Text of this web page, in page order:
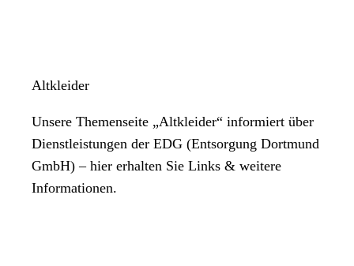
Altkleider
Unsere Themenseite „Altkleider“ informiert über
Dienstleistungen der EDG (Entsorgung Dortmund
GmbH) – hier erhalten Sie Links & weitere
Informationen.